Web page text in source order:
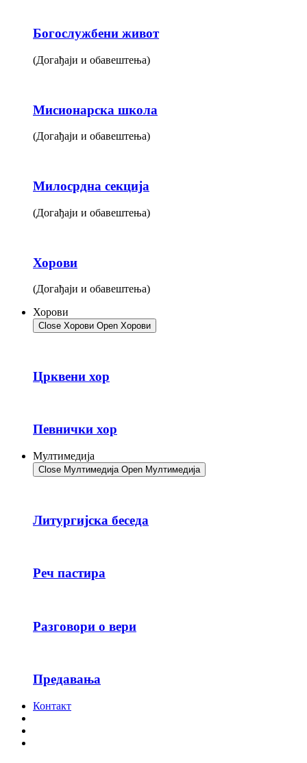
Богослужбени живот
(Догађаји и обавештења)
Мисионарска школа
(Догађаји и обавештења)
Милосрдна секција
(Догађаји и обавештења)
Хорови
(Догађаји и обавештења)
Хорови
Close Хорови Open Хорови
Црквени хор
Певнички хор
Мултимедија
Close Мултимедија Open Мултимедија
Литургијска беседа
Реч пастира
Разговори о вери
Предавања
Контакт